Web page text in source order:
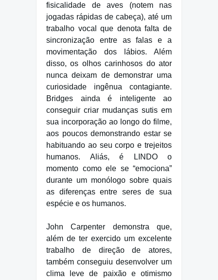
fisicalidade de aves (notem nas
jogadas rápidas de cabeça), até um
trabalho vocal que denota falta de
sincronização entre as falas e a
movimentação dos lábios. Além
disso, os olhos carinhosos do ator
nunca deixam de demonstrar uma
curiosidade ingênua contagiante.
Bridges ainda é inteligente ao
conseguir criar mudanças sutis em
sua incorporação ao longo do filme,
aos poucos demonstrando estar se
habituando ao seu corpo e trejeitos
humanos. Aliás, é LINDO o
momento como ele se “emociona”
durante um monólogo sobre quais
as diferenças entre seres de sua
espécie e os humanos.
John Carpenter demonstra que,
além de ter exercido um excelente
trabalho de direção de atores,
também conseguiu desenvolver um
clima leve de paixão e otimismo